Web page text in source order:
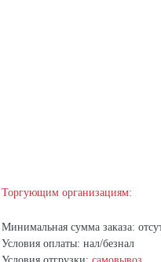
Торгующим организациям:
Минимальная сумма заказа:
Условия оплаты: нал/безнал